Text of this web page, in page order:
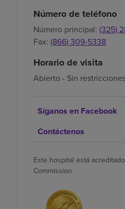
Número de teléfono
Número principal: (325)
Fax: (866) 309-5338
Horario de visita
Abierto - Sin
Síganos en Facebook
Contáctenos
Este hospital está
Commission